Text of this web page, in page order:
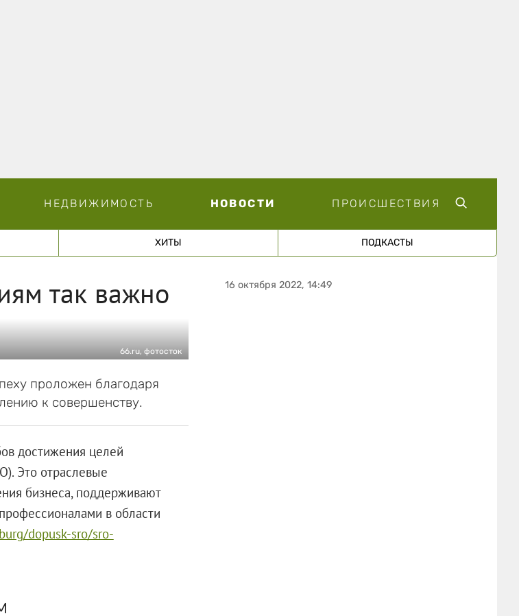
НЕДВИЖИМОСТЬ НОВОСТИ ПРОИСШЕСТВИЯ
ХИТЫ ПОДКАСТЫ
так важно
66.ru, фотосток
проложен благодаря
к совершенству.
достижения целей
Это отраслевые
бизнеса, поддерживают
в области
dopusk-sro/sro-
16 октября 2022, 14:49